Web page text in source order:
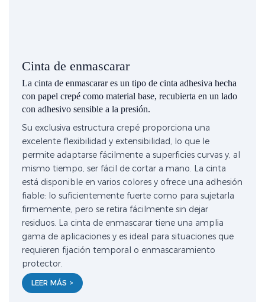
Cinta de enmascarar
La cinta de enmascarar es un tipo de cinta adhesiva hecha
con papel crepé como material base, recubierta en un lado
con adhesivo sensible a la presión.
Su exclusiva estructura crepé proporciona una
excelente flexibilidad y extensibilidad, lo que le
permite adaptarse fácilmente a superficies curvas y, al
mismo tiempo, ser fácil de cortar a mano. La cinta
está disponible en varios colores y ofrece una adhesión
fiable: lo suficientemente fuerte como para sujetarla
firmemente, pero se retira fácilmente sin dejar
residuos. La cinta de enmascarar tiene una amplia
gama de aplicaciones y es ideal para situaciones que
requieren fijación temporal o enmascaramiento
protector.
LEER MÁS >